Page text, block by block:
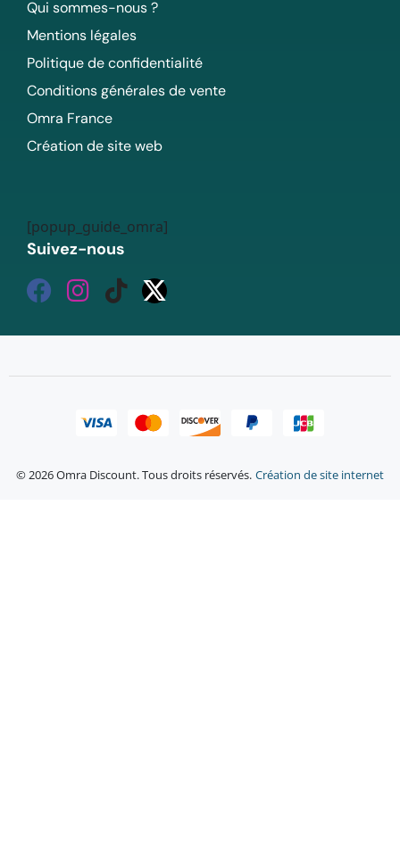
Qui sommes-nous ?
Mentions légales
Politique de confidentialité
Conditions générales de vente
Omra France
Création de site web
[popup_guide_omra]
Suivez-nous
© 2026 Omra Discount. Tous droits réservés. Création de site internet